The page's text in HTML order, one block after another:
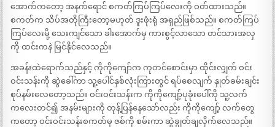
အောက်ကတော့ အနက်ရောင် စကတ်ကြပ်ကြပ်လေးကို ဝတ်ထားသည်။
စကတ်က သိပ်အတိုကြီးတော့မဟုတ် ဒူးဖုံးရုံ အရှည်ဖြစ်သည်။ စကတ်ကြပ်
ကြပ်လေးမို့ သေးကျင်သော ခါးအောက်မှ ကားစွင့်လာသော တင်သားအလှ
ကို ထင်းကနဲ မြင်နိုင်လေသည်။
အခန်းထဲရောက်သည်နှင့် ကိုကိုကျော်က ကုတင်စောင်းမှာ ထိုင်းလျှက် ဝင်း
ဝင်းသန်းကို ဆွဲခေါ်ကာ သူ့ပေါင်နှစ်လုံးကြားတွင် ရပ်စေလျက် နှုတ်ခမ်းချင်း
စုပ်နမ်းလေတော့သည်။ ဝင်းဝင်းသန်းက ကိုကိုကျော့်ပုခုံးပေါ်ကို သူ့လက်
ကလေးတင်၍ အနမ်းများကို တုန့်ပြန်နေသော်လည်း ကိုကိုကျော့် လက်တွေ
ကတော့ ဝင်းဝင်းသန်းစကတ်မှ ဇစ်ကို စမ်းကာ ဆွဲချွတ်ချလိုက်လေသည်။